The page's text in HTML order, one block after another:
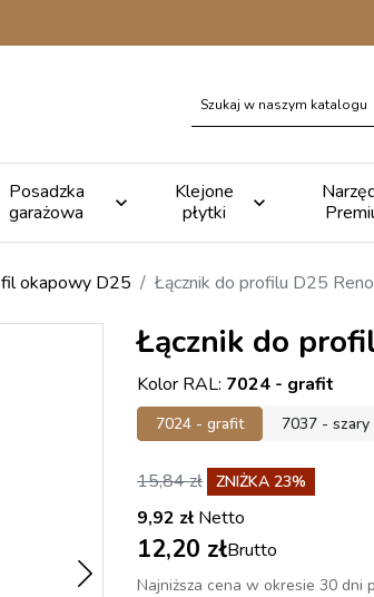
Posadzka
garażowa

Klejone
płytki

okapowy D25 Łącznik do profilu D25
Łącznik do
Kolor RAL: 7024 - grafit
7024 - grafit 7037 - szary
15,84 zł ZNIŻKA 23%
9,92 zł Netto
12,20 złBrutto
Najniższa cena w okresie 30 dni